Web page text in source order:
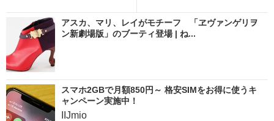
アスカ、マリ、レイがモチーフ 「ヱヴァンゲリヲ
ン新劇場版」のブーティ登場 | ね...
スマホ2GBで月額850円～ 格安SIMをお得に使うキ
ャンペーン実施中！
IIJmio